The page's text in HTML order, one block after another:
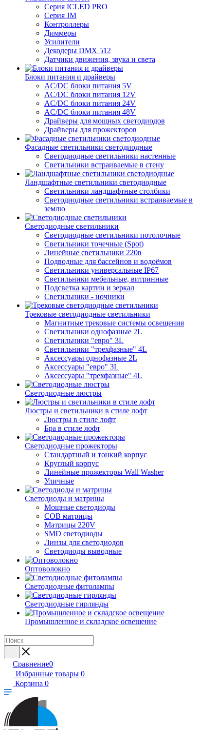
Серия ICLED PRO
Серия JM
Контроллеры
Диммеры
Усилители
Декодеры DMX 512
Датчики движения, звука и света
Блоки питания и драйверы
AC/DC блоки питания 5V
AC/DC блоки питания 12V
AC/DC блоки питания 24V
AC/DC блоки питания 48V
Драйверы для мощных светодиодов
Драйверы для прожекторов
Фасадные светильники светодиодные
Светодиодные светильники настенные
Светильники встраиваемые в стену
Ландшафтные светильники светодиодные
Светильники ландшафтные столбики
Светодиодные светильники встраиваемые в
землю
Светодиодные светильники
Светодиодные светильники потолочные
Светильники точечные (Spot)
Линейные светильники 220в
Подводные для бассейнов и водоёмов
Светильники универсальные IP67
Светильники мебельные, витринные
Подсветка картин и зеркал
Светильники - ночники
Трековые светодиодные светильники
Магнитные трековые системы освещения
Светильники однофазные 2L
Светильники "евро" 3L
Светильники "трехфазные" 4L
Аксессуары однофазные 2L
Аксессуары "евро" 3L
Аксессуары "трехфазные" 4L
Светодиодные люстры
Люстры и светильники в стиле лофт
Люстры в стиле лофт
Бра в стиле лофт
Светодиодные прожекторы
Стандартный и тонкий корпус
Круглый корпус
Линейные прожекторы Wall Washer
Уличные
Светодиоды и матрицы
Мощные светодиоды
COB матрицы
Матрицы 220V
SMD светодиоды
Линзы для светодиодов
Светодиоды выводные
Оптоволокно
Светодиодные фитолампы
Светодиодные гирлянды
Промышленное и складское освещение
Сравнение0
Избранные товары 0
Корзина 0